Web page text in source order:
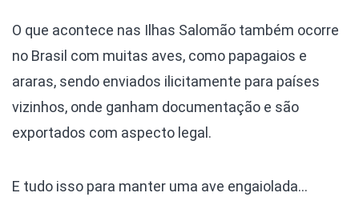
O que acontece nas Ilhas Salomão também ocorre
no Brasil com muitas aves, como papagaios e
araras, sendo enviados ilicitamente para países
vizinhos, onde ganham documentação e são
exportados com aspecto legal.
E tudo isso para manter uma ave engaiolada…